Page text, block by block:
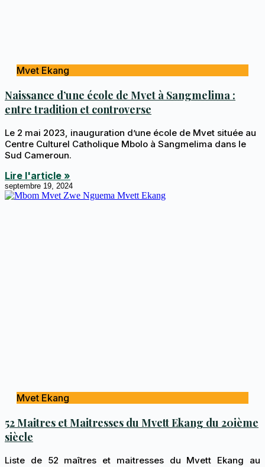
Mvet Ekang
Naissance d’une école de Mvet à Sangmelima :
entre tradition et controverse
Le 2 mai 2023, inauguration d’une école de Mvet située au
Centre Culturel Catholique Mbolo à Sangmelima dans le
Sud Cameroun.
Lire l'article »
septembre 19, 2024
Mvet Ekang
52 Maitres et Maitresses du Mvett Ekang du 20ième
siècle
Liste de 52 maîtres et maitresses du Mvett Ekang au